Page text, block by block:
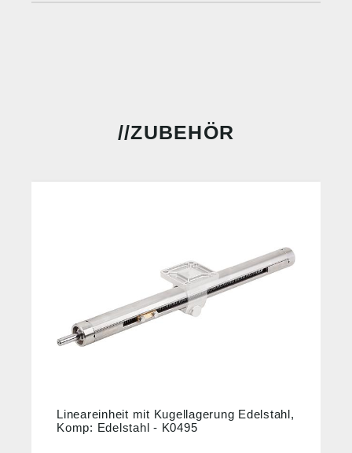
ZUBEHÖR
Lineareinheit mit Kugellagerung Edelstahl,
Komp: Edelstahl - K0495